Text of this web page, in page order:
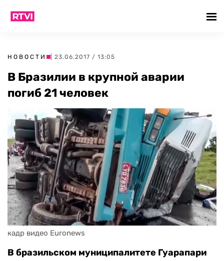
НОВОСТИ | 23.06.2017 / 13:05
В Бразилии в крупной аварии
погиб 21 человек
кадр видео Euronews
В бразильском муниципалитете Гуарапари